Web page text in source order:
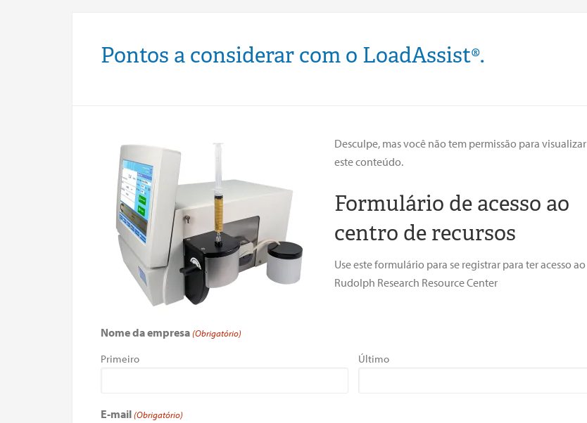
Pontos a considerar com o LoadAssist®.
Desculpe, mas você não tem permissão para visualizar
este conteúdo.
Formulário de acesso ao
centro de recursos
Use este formulário para se registrar para ter acesso ao
Rudolph Research Resource Center
Nome da empresa (Obrigatório)
Primeiro Último
E-mail (Obrigatório)